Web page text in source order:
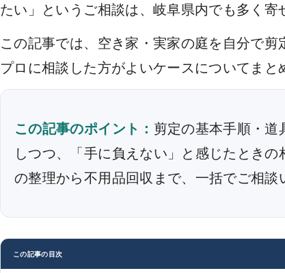
たい」というご相談は、岐阜県内でも多く寄
この記事では、空き家・実家の庭を自分で剪
プロに相談した方がよいケースについてまと
この記事のポイント： 剪定の基本手順・道
しつつ、「手に負えない」と感じたとき
の整理から不用品回収まで、一括でご相談
この記事の目次